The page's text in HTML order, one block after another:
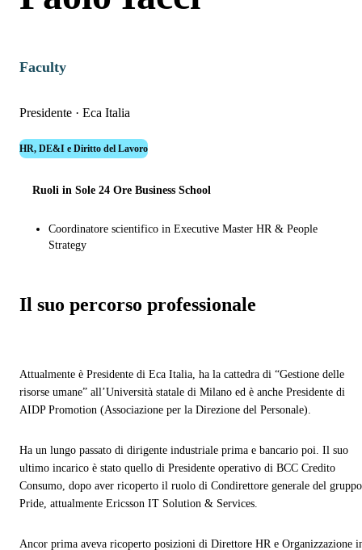
Faculty
Presidente · Eca Italia
HR, DE&I e Diritto del Lavoro
Ruoli in Sole 24 Ore Business School
Coordinatore scientifico in Executive Master HR & People
Strategy
Il suo percorso professionale
Attualmente è Presidente di Eca Italia, ha la cattedra di “Gestione delle
risorse umane” all’Università statale di Milano ed è anche Presidente di
AIDP Promotion (Associazione per la Direzione del Personale).
Ha un lungo passato di dirigente industriale prima e bancario poi. Il suo
ultimo incarico è stato quello di Presidente operativo di BCC Credito
Consumo, dopo aver ricoperto il ruolo di Condirettore generale del gruppo
Pride, attualmente Ericsson IT Solution & Services.
Ancor prima aveva ricoperto posizioni di Direttore HR e Organizzazione